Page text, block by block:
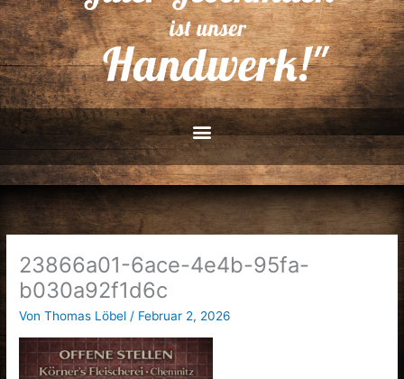
23866a01-6ace-4e4b-95fa-
b030a92f1d6c
VonThomas Löbel / Februar 2, 2026